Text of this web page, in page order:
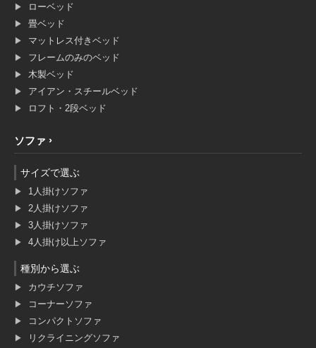
ローベッド
畳ベッド
マットレス付きベッド
フレームのみのベッド
木製ベッド
アイアン・スチールベッド
ロフト・2段ベッド
ソファ
サイズで選ぶ
1人掛けソファ
2人掛けソファ
3人掛けソファ
4人掛け以上ソファ
種別から選ぶ
カウチソファ
コーナーソファ
コンパクトソファ
リクライニングソファ